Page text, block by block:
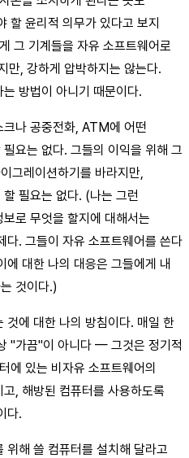
할 윤리적 의무가 있다고 보지
그 기계들을 자유 소프트웨어로
만, 강하게 압박하지는 않는다.
방법이 아니기 때문이다.
크나 공중전화, ATM에 어떤
요는 없다. 그들의 이익을 위해 그
그레이션하기를 바라지만,
필요는 없다. (나는 그런
로 무엇을 할지에 대해서는
다. 그들이 자유 소프트웨어를 쓴다
에 대한 나의 대응은 그들에게 내
것이다.)
것에 대한 나의 방침이다. 매일 한
"가끔"이 아니다 — 그것은 정기적
에 있는 비자유 소프트웨어의
, 해방된 컴퓨터를 사용하도록
다.
위해 쓸 컴퓨터를 설치해 달라고